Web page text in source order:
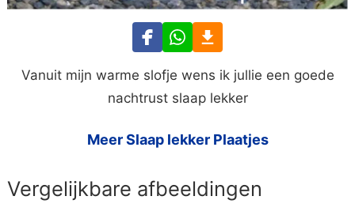
Vanuit mijn warme slofje wens ik jullie een goede
nachtrust slaap lekker
Meer Slaap lekker Plaatjes
Vergelijkbare afbeeldingen